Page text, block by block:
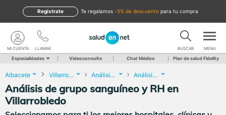
te regalamos -5% de descuento para tu compra
Regístrate
LLAMAR
MI CUENTA BUSCAR MENU
Especialidades Videoconsulta Chat Médico Plan de salud Fidelity
Albacete Villarrobledo Análisis Clínicos Análisis de grupo sanguíneo y RH
Análisis de grupo sanguíneo y RH en
Villarrobledo